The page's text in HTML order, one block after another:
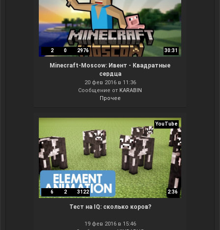
2 0 2976 30:31
Minecraft-Moscow: Ивент - Квадратные
сердца
20 фев 2016 в 11:36
Сообщение от KARABIN
Прочее
YouTube
6 2 3122 2:36
Тест на IQ: сколько коров?
19 фев 2016 в 15:46